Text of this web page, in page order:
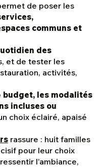
de poser les
communs et
des
et de tester les
activités,
budget, les modalités
incluses ou
choix éclairé, apaisé
rassure : huit familles
pour leur choix
l’ambiance,